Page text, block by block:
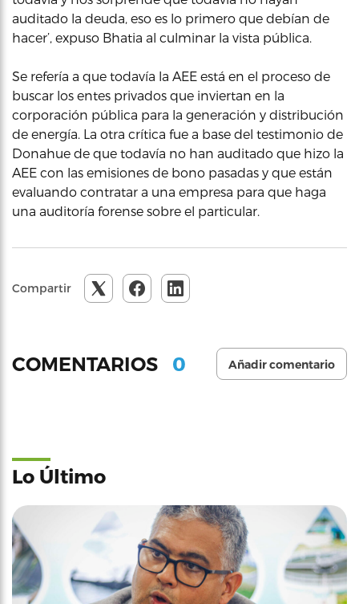
auditado la deuda, eso es lo primero que debían de
hacer’, expuso Bhatia al culminar la vista pública.
Se refería a que todavía la AEE está en el proceso de
buscar los entes privados que inviertan en la
corporación pública para la generación y distribución
de energía. La otra crítica fue a base del testimonio de
Donahue de que todavía no han auditado que hizo la
AEE con las emisiones de bono pasadas y que están
evaluando contratar a una empresa para que haga
una auditoría forense sobre el particular.
Compartir
COMENTARIOS 0 Añadir comentario
Lo Último